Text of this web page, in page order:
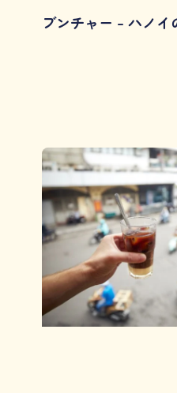
ブンチャー – ハノ